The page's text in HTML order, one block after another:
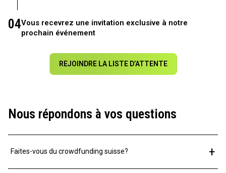
04Vous recevrez une invitation exclusive à notre
prochain événement
REJOINDRE LA LISTE D’ATTENTE
Nous répondons à vos questions
Faites-vous du crowdfunding suisse? +